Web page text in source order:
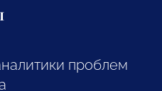
проблем